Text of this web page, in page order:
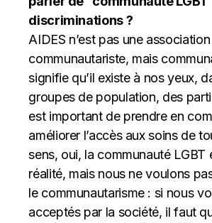
discriminations ?
AIDES n’est pas une association
communautariste, mais
signifie qu’il existe à nos yeux,
groupes de population, des
est important de prendre en
améliorer l’accès aux soins de
sens, oui, la communauté LGBT
réalité, mais nous ne voulons
le communautarisme : si nous
acceptés par la société, il faut